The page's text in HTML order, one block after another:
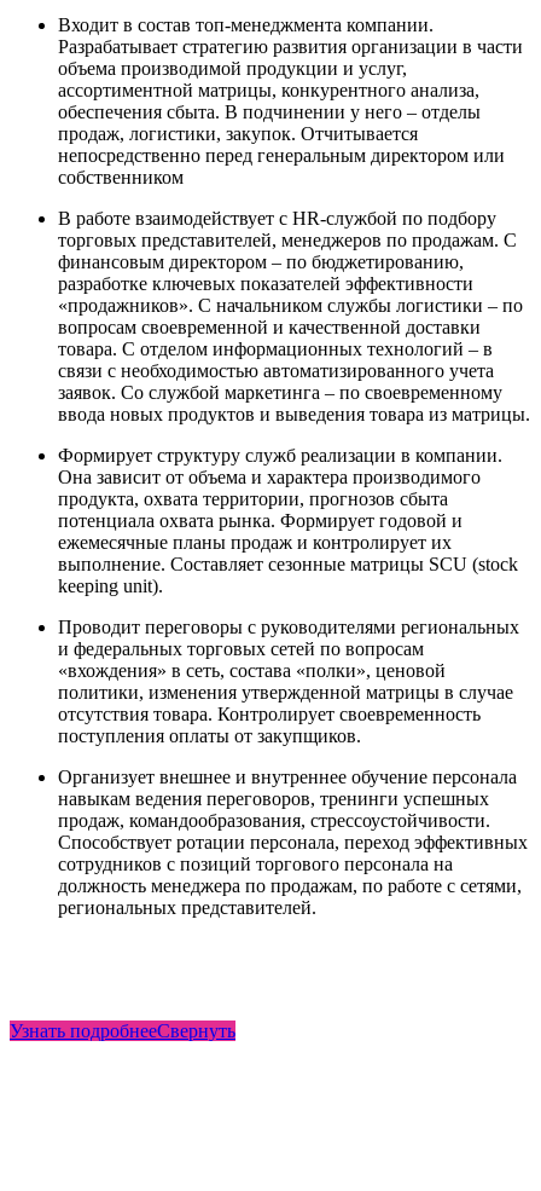
Входит в состав топ-менеджмента компании.
Разрабатывает стратегию развития организации в части
объема производимой продукции и услуг,
ассортиментной матрицы, конкурентного анализа,
обеспечения сбыта. В подчинении у него – отделы
продаж, логистики, закупок. Отчитывается
непосредственно перед генеральным директором или
собственником
В работе взаимодействует с HR-службой по подбору
торговых представителей, менеджеров по продажам. С
финансовым директором – по бюджетированию,
разработке ключевых показателей эффективности
«продажников». С начальником службы логистики – по
вопросам своевременной и качественной доставки
товара. С отделом информационных технологий – в
связи с необходимостью автоматизированного учета
заявок. Со службой маркетинга – по своевременному
ввода новых продуктов и выведения товара из матрицы.
Формирует структуру служб реализации в компании.
Она зависит от объема и характера производимого
продукта, охвата территории, прогнозов сбыта
потенциала охвата рынка. Формирует годовой и
ежемесячные планы продаж и контролирует их
выполнение. Составляет сезонные матрицы SCU (stock
keeping unit).
Проводит переговоры с руководителями региональных
и федеральных торговых сетей по вопросам
«вхождения» в сеть, состава «полки», ценовой
политики, изменения утвержденной матрицы в случае
отсутствия товара. Контролирует своевременность
поступления оплаты от закупщиков.
Организует внешнее и внутреннее обучение персонала
навыкам ведения переговоров, тренинги успешных
продаж, командообразования, стрессоустойчивости.
Способствует ротации персонала, переход эффективных
сотрудников с позиций торгового персонала на
должность менеджера по продажам, по работе с сетями,
региональных представителей.
Узнать подробнееСвернуть